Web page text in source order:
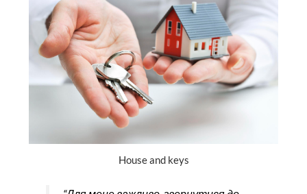
House and keys